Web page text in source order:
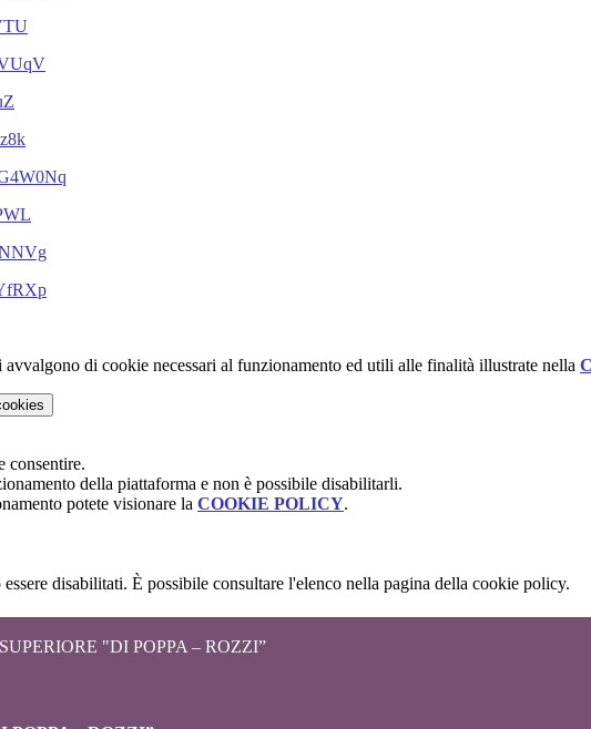
di cookie necessari al funzionamento ed utili alle finalità illustrate nella
consentire.
della piattaforma e non è possibile disabilitarli.
potete visionare la COOKIE POLICY.
disabilitati. È possibile consultare l'elenco nella pagina della cookie policy.
"DI POPPA – ROZZI”